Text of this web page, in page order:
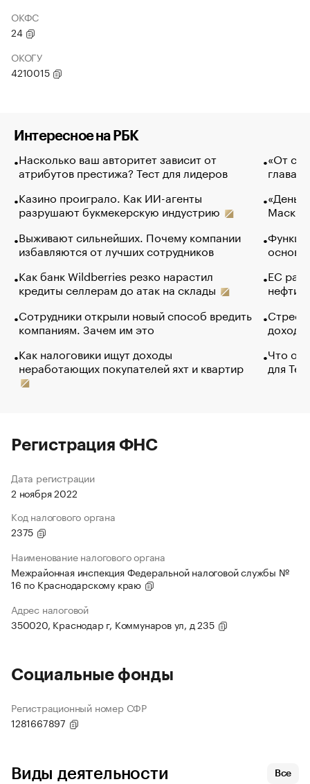
ОКФС
24
ОКОГУ
4210015
Интересное на РБК
Насколько ваш авторитет зависит от
атрибутов престижа? Тест для лидеров
Казино проиграло. Как ИИ-агенты
разрушают букмекерскую индустрию
Выживают сильнейших. Почему компании
избавляются от лучших сотрудников
Как банк Wildberries резко нарастил
кредиты селлерам до атак на склады
Сотрудники открыли новый способ вредить
компаниям. Зачем им это
Как налоговики ищут доходы
неработающих покупателей яхт и квартир
«От
глава
Маск в
основ
ЕС
нефти
Что
для
Регистрация ФНС
Дата регистрации
2 ноября 2022
Код налогового органа
2375
Наименование налогового органа
Межрайонная инспекция Федеральной налоговой службы №
16 по Краснодарскому краю
Адрес налоговой
350020, Краснодар г, Коммунаров ул, д 235
Социальные фонды
Регистрационный номер СФР
1281667897
Виды деятельности Все